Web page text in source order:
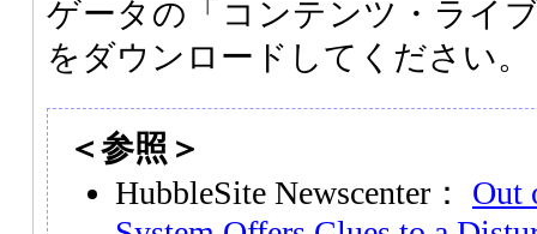
ゲータの「コンテンツ・ライ
をダウンロードしてください。
＜参照＞
HubbleSite Newscenter： Out